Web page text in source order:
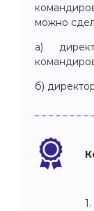
можно
а)
б)